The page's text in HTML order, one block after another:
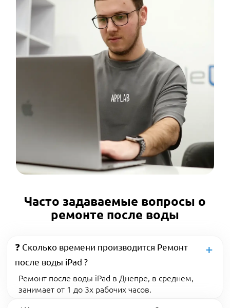
Часто задаваемые вопросы о
ремонте после воды
❓ Сколько времени производится Ремонт
после воды iPad ?
Ремонт после воды iPad в Днепре, в среднем,
занимает от 1 до 3х рабочих часов.